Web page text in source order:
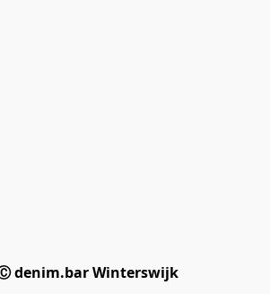
denim.bar Winterswijk